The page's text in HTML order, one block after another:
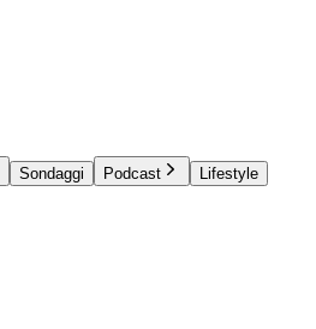
Sondaggi Podcast
Lifestyle